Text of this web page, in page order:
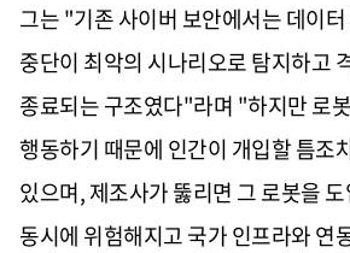
그는 "기존 사이버 보안에서는 데이
중단이 최악의 시나리오로 탐지하고
종료되는 구조였다"라며 "하지만 로
행동하기 때문에 인간이 개입할 틈조
있으며, 제조사가 뚫리면 그 로봇을
동시에 위험해지고 국가 인프라와 연